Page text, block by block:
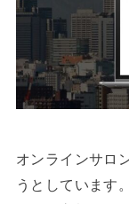
オンラインサロ
うとしています